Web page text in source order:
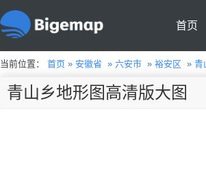
首页
当前位置： 首页» 安徽省 » 六安市» 裕安区 » 青
青山乡地形图高清版大图